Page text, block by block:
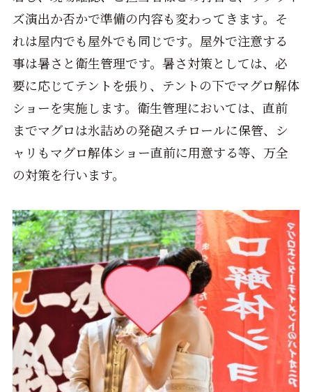
ズ演出か否かで準備の内容も変わってきます。そ
れは屋内でも屋外でも同じです。屋外で注意する
事は暑さと衛生管理です。暑さ対策としては、必
要に応じてテントを張り、テントの下でマグロ解体
ショーを実施します。衛生管理においては、直前
までマグロは氷詰めの発砲スチロールに保管、シ
ャリもマグロ解体ショー直前に用意する等、万全
の対策を行います。